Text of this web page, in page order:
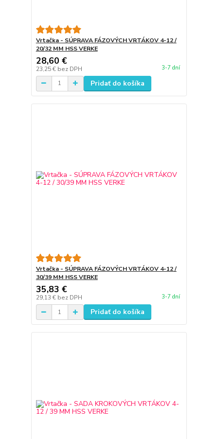
Vrtačka - SÚPRAVA FÁZOVÝCH VRTÁKOV 4-12 /
20/32 MM HSS VERKE
28,60 €
23,25 € bez DPH 3-7 dní
Pridať do košíka
Vrtačka - SÚPRAVA FÁZOVÝCH VRTÁKOV 4-12 /
30/39 MM HSS VERKE
35,83 €
29,13 € bez DPH 3-7 dní
Pridať do košíka